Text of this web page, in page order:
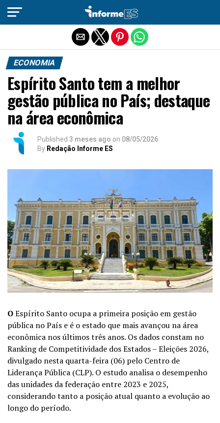
ECONOMIA
Espírito Santo tem a melhor
gestão pública no País; destaque
na área econômica
Published 3 meses ago on 08/05/2026
By Redação Informe ES
OEspírito Santo ocupa a primeira posição em gestão
pública no País e é o estado que mais avançou na área
econômica nos últimos três anos. Os dados constam no
Ranking de Competitividade dos Estados – Eleições 2026,
divulgado nesta quarta-feira (06) pelo Centro de
Liderança Pública (CLP). O estudo analisa o desempenho
das unidades da federação entre 2023 e 2025,
considerando tanto a posição atual quanto a evolução ao
longo do período.
Sair da versão mobile